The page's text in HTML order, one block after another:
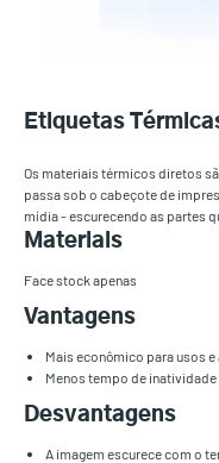
Etiquetas
Os materiais térmicos diretos
passa sob o cabeçote de
mídia - escurecendo as partes
Materiais
Face stock apenas
Vantagens
Mais econômico para usos
Menos tempo de
Desvantagens
A imagem escurece com o